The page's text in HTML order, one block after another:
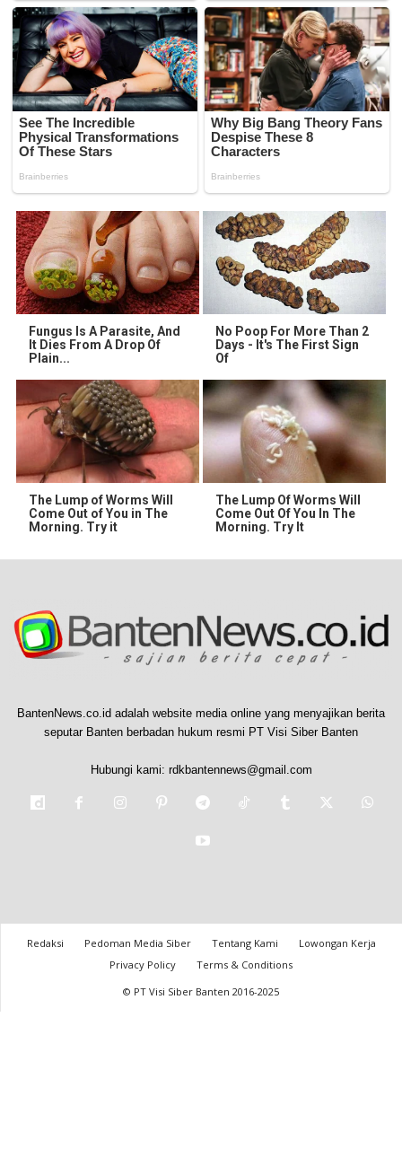
Fungus Is A Parasite, And
It Dies From A Drop Of
Plain...
No Poop For More Than 2
Days - It's The First Sign
Of
The Lump of Worms Will
Come Out of You in The
Morning. Try it
The Lump Of Worms Will
Come Out Of You In The
Morning. Try It
BantenNews.co.id adalah website media online yang menyajikan berita
seputar Banten berbadan hukum resmi PT Visi Siber Banten
Hubungi kami: rdkbantennews@gmail.com
Redaksi Pedoman Media Siber Tentang Kami
Lowongan Kerja
Privacy Policy
Terms & Conditions
© PT Visi Siber Banten 2016-2025